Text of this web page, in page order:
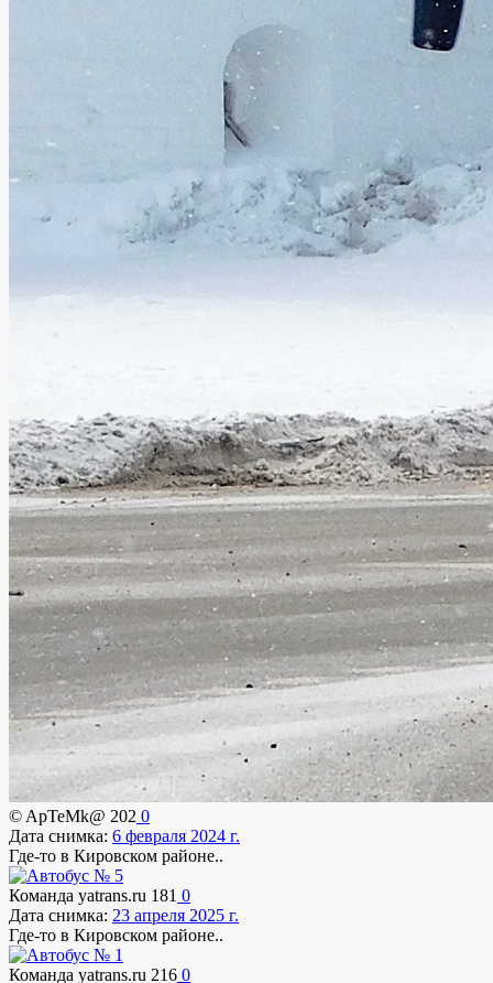
© ApTeMk@ 202 0
Дата снимка: 6 февраля 2024 г.
Где-то в Кировском районе..
Команда yatrans.ru 181 0
Дата снимка: 23 апреля 2025 г.
Где-то в Кировском районе..
Команда yatrans.ru 216 0